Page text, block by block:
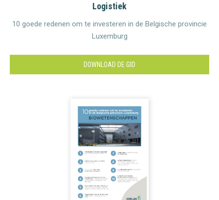
Logistiek
10 goede redenen om te investeren in de Belgische provincie
Luxemburg
DOWNLOAD DE GID